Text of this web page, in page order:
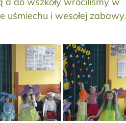
i wesołej zabawy.